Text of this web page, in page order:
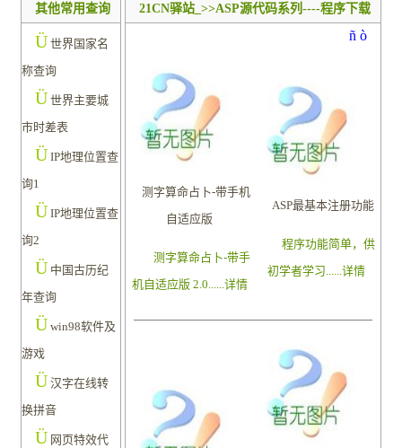
其他常用查询
Ü 世界国家名
称查询
Ü 世界主要城
市时差表
Ü IP地理位置查
询1
Ü IP地理位置查
询2
Ü 中国古历纪
年查询
Ü win98软件及
游戏
Ü 汉字在线转
换拼音
Ü 网页特效代
21CN驿站_>>ASP源代码系列----程序下载
ñ ò
测字算命占卜-带手机
自适应版
测字算命占卜-带手
机自适应版 2.0......详情
ASP最基本注册功能
程序功能简单，供
初学者学习......详情